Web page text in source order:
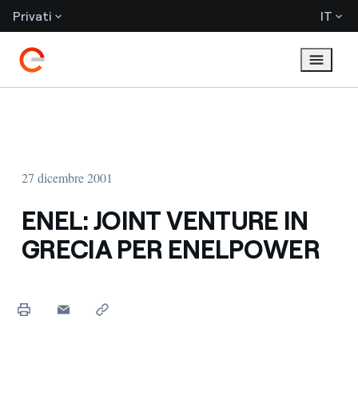
Privati IT
27 dicembre 2001
ENEL: JOINT VENTURE IN
GRECIA PER ENELPOWER